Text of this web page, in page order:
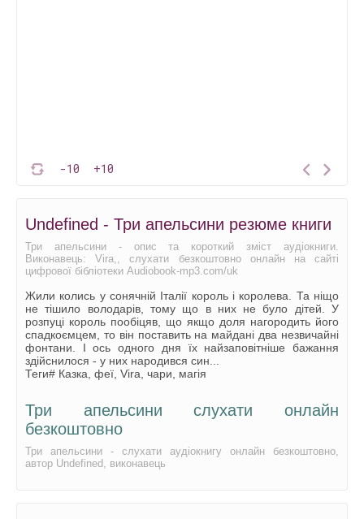
-10 +10
Undefined - Три апельсини резюме книги
Три апельсини - опис та короткий зміст аудіокниги.
Виконавець: Vira,, слухати безкоштовно онлайн на сайті
цифрової бібліотеки Audiobook-mp3.com/uk
Жили колись у сонячній Італії король і королева. Та ніщо
не тішило володарів, тому що в них не було дітей. У
розпуці король пообіцяв, що якщо доля нагородить його
спадкоємцем, то він поставить на майдані два незвичайні
фонтани. І ось одного дня їх найзаповітніше бажання
здійснилося - у них народився син...
Теги# Казка, феї, Vira, чари, магія
Три апельсини слухати онлайн
безкоштовно
Три апельсини - слухати аудіокнигу онлайн безкоштовно,
автор Undefined, виконавець